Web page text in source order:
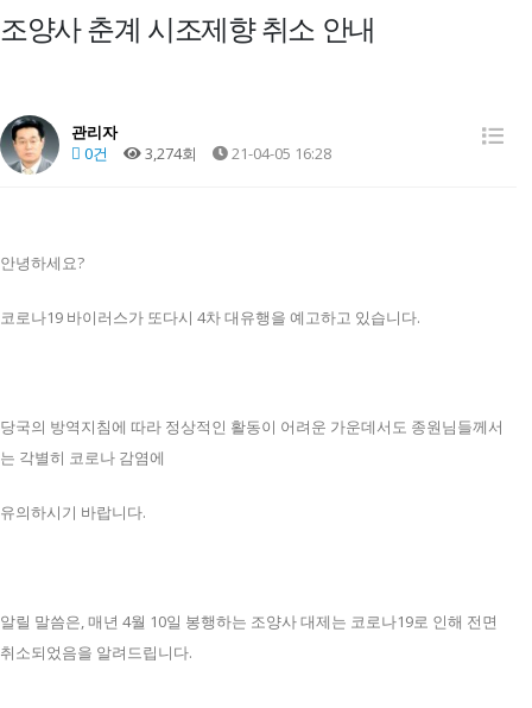
조양사 춘계 시조제향 취소 안내
관리자
0건
3,274회 21-04-05 16:28
안녕하세요?
코로나19 바이러스가 또다시 4차 대유행을 예고하고 있습니다.
당국의 방역지침에 따라 정상적인 활동이 어려운 가운데서도 종원님들께서
는 각별히 코로나 감염에
유의하시기 바랍니다.
알릴 말씀은, 매년 4월 10일 봉행하는 조양사 대제는 코로나19로 인해 전면
취소되었음을 알려드립니다.